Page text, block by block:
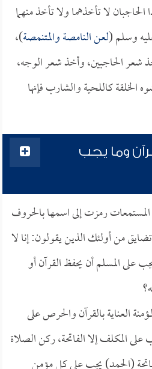
لا تأخذهما ولا تأخذ منهما
وسلم (لعن النامصة والمتنمصة)،
شعر الحاجبين، وأخذ شعر الوجه،
الخلقة كاللحية والشارب فإنها
وما يجب
رمزت إلى اسمها بالحروف
من أولئك الذين يقولون: إنا لا
على المسلم أن يحفظ القرآن أو
العناية بالقرآن والحرص على
المكلف إلا الفاتحة، ركن الصلاة